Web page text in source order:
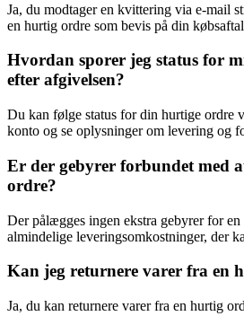
Ja, du modtager en kvittering via e-mail
en hurtig ordre som bevis på din
Hvordan sporer jeg status for
efter afgivelsen?
Du kan følge status for din hurtige ordre
konto og se oplysninger om levering og
Er der gebyrer forbundet med
ordre?
Der pålægges ingen ekstra gebyrer for
almindelige leveringsomkostninger, der
Kan jeg returnere varer fra en
Ja, du kan returnere varer fra en hurtig